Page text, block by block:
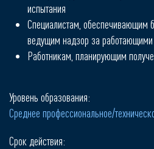
испытания
Специалистам, обеспечивающим
ведущим надзор за работающими
Работникам, планирующим
Уровень образования:
Среднее профессиональное/
Срок действия: